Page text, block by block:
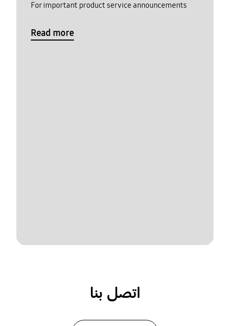
For important product service announcements
Read more
اتصل بنا